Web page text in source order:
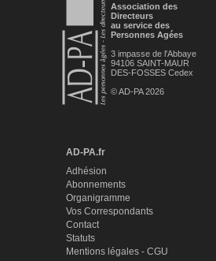
Association des
Directeurs
au service des
Personnes Agées
3 impasse de l'Abbaye
94106 SAINT-MAUR
DES-FOSSES Cedex
© AD-PA 2026
AD-PA.fr
Adhésion
Abonnements
Organigramme
Vos Correspondants
Contact
Statuts
Mentions légales - CGU